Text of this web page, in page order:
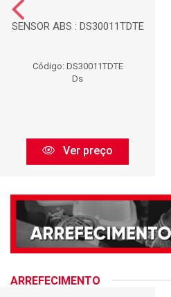
SENSOR ABS : DS30011TDTE
Código: DS30011TDTE
Ds
Ver preço
ARREFECIMENTO